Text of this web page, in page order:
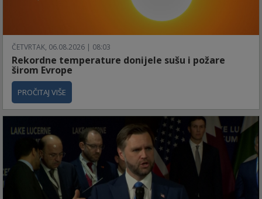
ČETVRTAK, 06.08.2026 | 08:03
Rekordne temperature donijele sušu i požare
širom Evrope
PROČITAJ VIŠE